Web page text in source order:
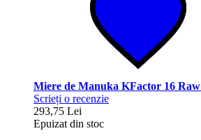
Miere de Manuka KFactor 16 Raw
Scrieți o recenzie
293,75 Lei
Epuizat din stoc